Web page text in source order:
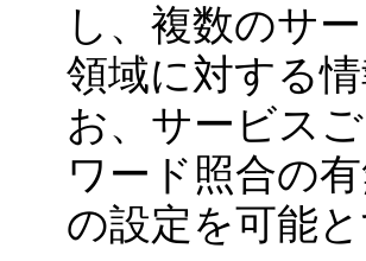
し、複数のサ
領域に対する
お、サービス
ワード照合の
の設定を可能と